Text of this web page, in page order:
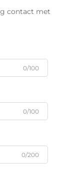
contact met
0/100
0/100
0/200